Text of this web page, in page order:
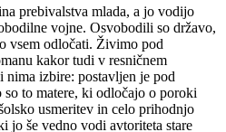
prebivalstva mlada, a jo vodijo
vojne. Osvobodili so državo,
vsem odločati. Živimo pod
kakor tudi v resničnem
nima izbire: postavljen je pod
so to matere, ki odločajo o poroki
usmeritev in celo prihodnjo
jo še vedno vodi avtoriteta stare